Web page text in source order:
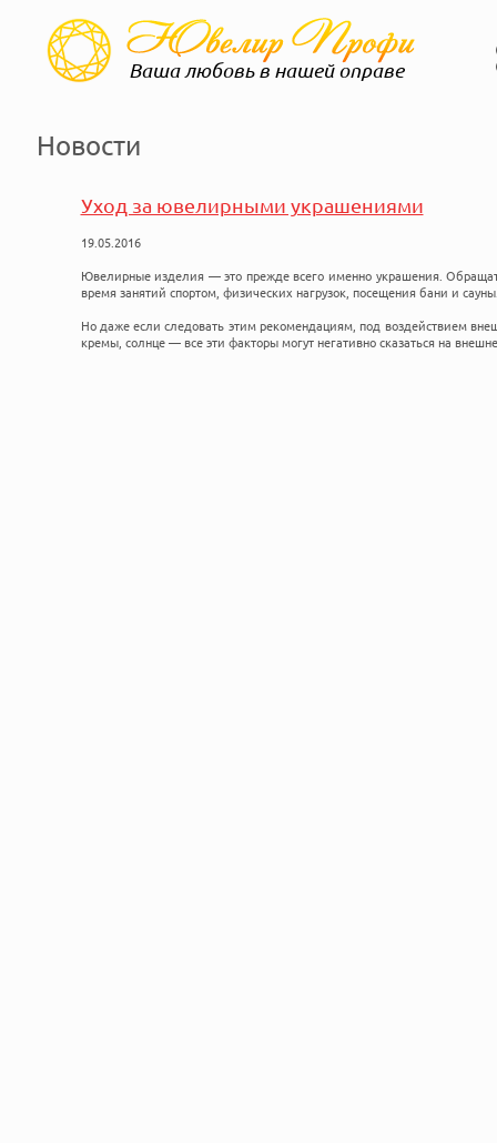
Ваша любовь в нашей оправе
Новости
Уход за ювелирными украшениями
19.05.2016
Ювелирные изделия — это прежде всего именно украшения.
время занятий спортом, физических нагрузок, посещения бани и
Но даже если следовать этим рекомендациям, под воздействием
кремы, солнце — все эти факторы могут негативно сказаться на